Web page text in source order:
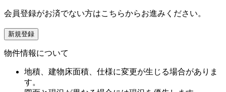
会員登録がお済でない方はこちらからお進みください。
物件情報について
地積、建物床面積、仕様に変更が生じる場合がありま
す。